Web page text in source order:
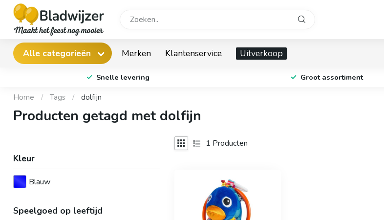
Alle categorieën Merken Klantenservice Uitverkoop
Snelle levering Groot assortiment
Home / Tags / dolfijn
Producten getagd met dolfijn
Kleur
Blauw
Speelgoed op leeftijd
1 Producten